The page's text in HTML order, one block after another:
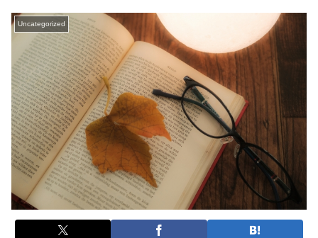
Uncategorized